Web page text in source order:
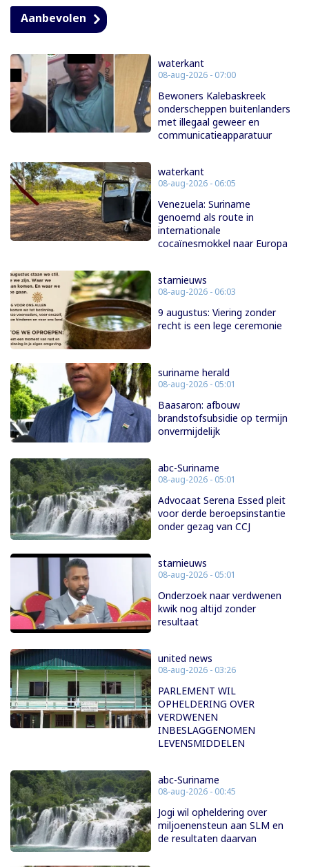
Aanbevolen
waterkant
08-aug-2026 - 07:00
Bewoners Kalebaskreek
onderscheppen buitenlanders
met illegaal geweer en
communicatieapparatuur
waterkant
08-aug-2026 - 06:05
Venezuela: Suriname
genoemd als route in
internationale
cocaïnesmokkel naar Europa
starnieuws
08-aug-2026 - 06:03
9 augustus: Viering zonder
recht is een lege ceremonie
suriname herald
08-aug-2026 - 05:01
Baasaron: afbouw
brandstofsubsidie op termijn
onvermijdelijk
abc-Suriname
08-aug-2026 - 05:01
Advocaat Serena Essed pleit
voor derde beroepsinstantie
onder gezag van CCJ
starnieuws
08-aug-2026 - 05:01
Onderzoek naar verdwenen
kwik nog altijd zonder
resultaat
united news
08-aug-2026 - 03:26
PARLEMENT WIL
OPHELDERING OVER
VERDWENEN
INBESLAGGENOMEN
LEVENSMIDDELEN
abc-Suriname
08-aug-2026 - 00:45
Jogi wil opheldering over
miljoenensteun aan SLM en
de resultaten daarvan